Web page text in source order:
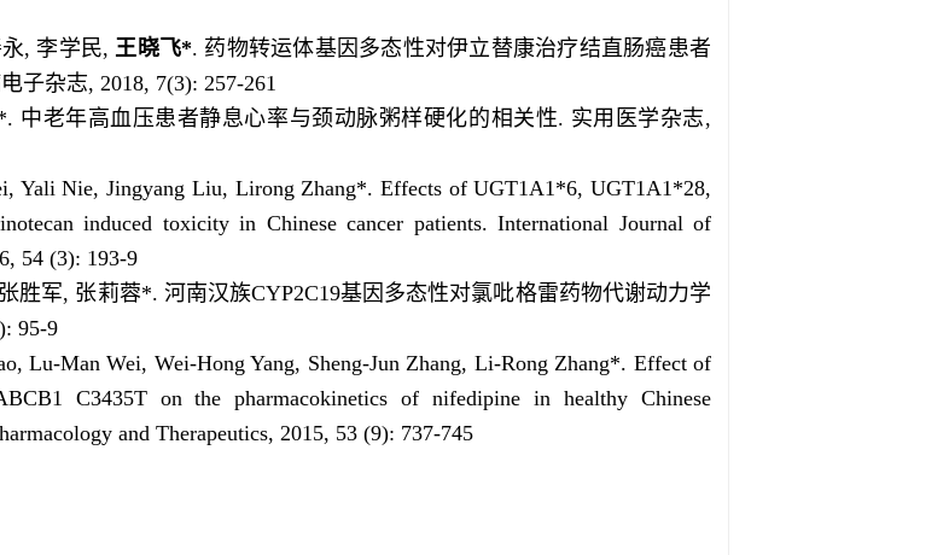
, 李学民, 王晓飞*. 药物转运体基因多态性对伊立替康治疗结直肠癌患者
子杂志, 2018, 7(3): 257-261
中老年高血压患者静息心率与颈动脉粥样硬化的相关性. 实用医学杂志,
Yali Nie, Jingyang Liu, Lirong Zhang*. Effects of UGT1A1*6, UGT1A1*28,
induced toxicity in Chinese cancer patients. International Journal of
54 (3): 193-9
胜军, 张莉蓉*. 河南汉族CYP2C19基因多态性对氯吡格雷药物代谢动力学
95-9
Lu-Man Wei, Wei-Hong Yang, Sheng-Jun Zhang, Li-Rong Zhang*. Effect of
C3435T on the pharmacokinetics of nifedipine in healthy Chinese
and Therapeutics, 2015, 53 (9): 737-745